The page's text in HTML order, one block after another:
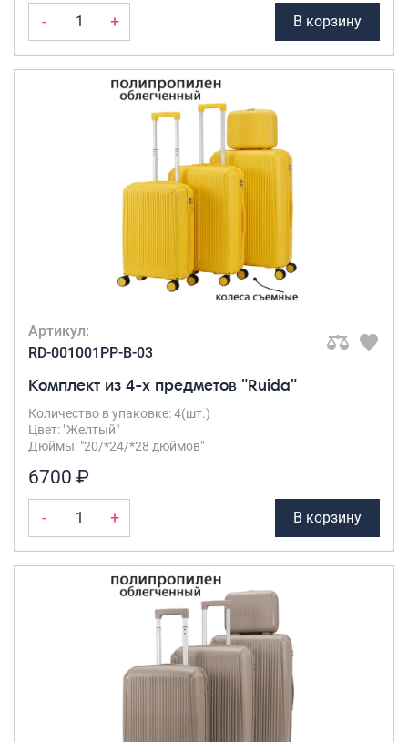
- + В корзину
Артикул:
RD-001001PP-B-03
Комплект из 4-х предметов "Ruida"
Количество в упаковке: 4(шт.)
Цвет: "Желтый"
Дюймы: "20/*24/*28 дюймов"
6700 ₽
- + В корзину